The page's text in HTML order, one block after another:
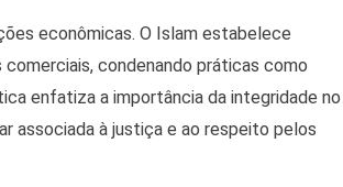
econômicas. O Islam estabelece
condenando práticas como
enfatiza a importância da integridade no
associada à justiça e ao respeito pelos